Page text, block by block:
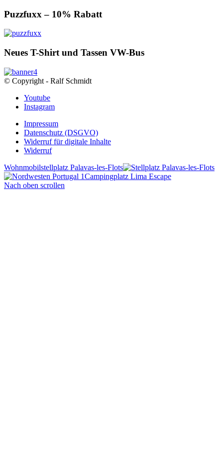
Puzzfuxx – 10% Rabatt
Neues T-Shirt und Tassen VW-Bus
© Copyright - Ralf Schmidt
Youtube
Instagram
Impressum
Datenschutz (DSGVO)
Widerruf für digitale Inhalte
Widerruf
Wohnmobilstellplatz Palavas-les-Flots
Campingplatz Lima Escape
Nach oben scrollen